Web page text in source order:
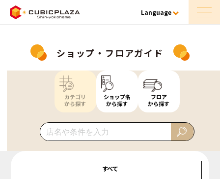
Language
ショップ・フロアガイド
カテゴリ
から探す
ショップ名
から探す
フロア
から探す
すべて